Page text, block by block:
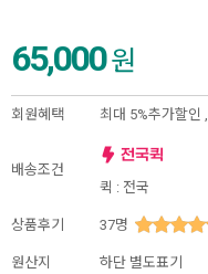
65,000원
회원혜택 최대 5%추가할인 ,
배송조건
퀵 : 전국
상품후기 37명
원산지 하단 별도표기